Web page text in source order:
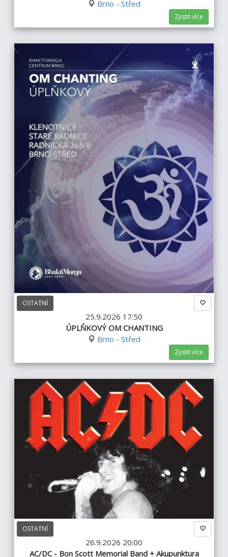
Brno - Střed
Zjistit více
OSTATNÍ
25.9.2026 17:50
ÚPLŇKOVÝ OM CHANTING
Brno - Střed
Zjistit více
OSTATNÍ
26.9.2026 20:00
AC/DC - Bon Scott Memorial Band + Akupunktura